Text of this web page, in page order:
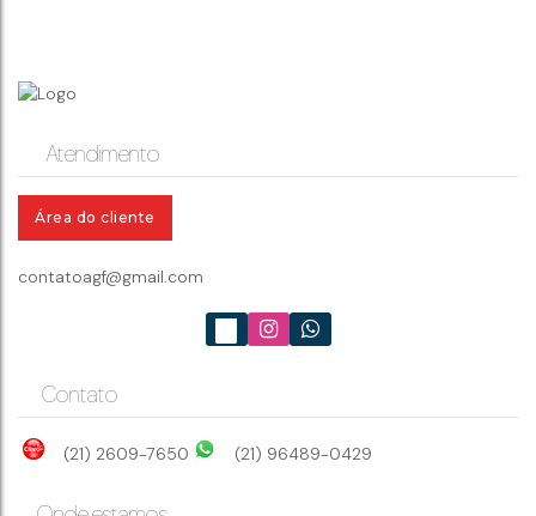
Atendimento
Área do cliente
contatoagf@gmail.com
Contato
(21) 2609-7650 (21) 96489-0429